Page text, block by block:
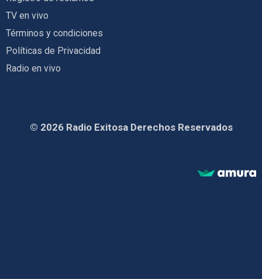
TV en vivo
Términos y condiciones
Políticas de Privacidad
Radio en vivo
© 2026 Radio Exitosa Derechos Reservados